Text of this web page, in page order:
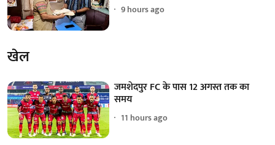
9 hours ago
खेल
जमशेदपुर FC के पास 12 अगस्त तक का
समय
11 hours ago